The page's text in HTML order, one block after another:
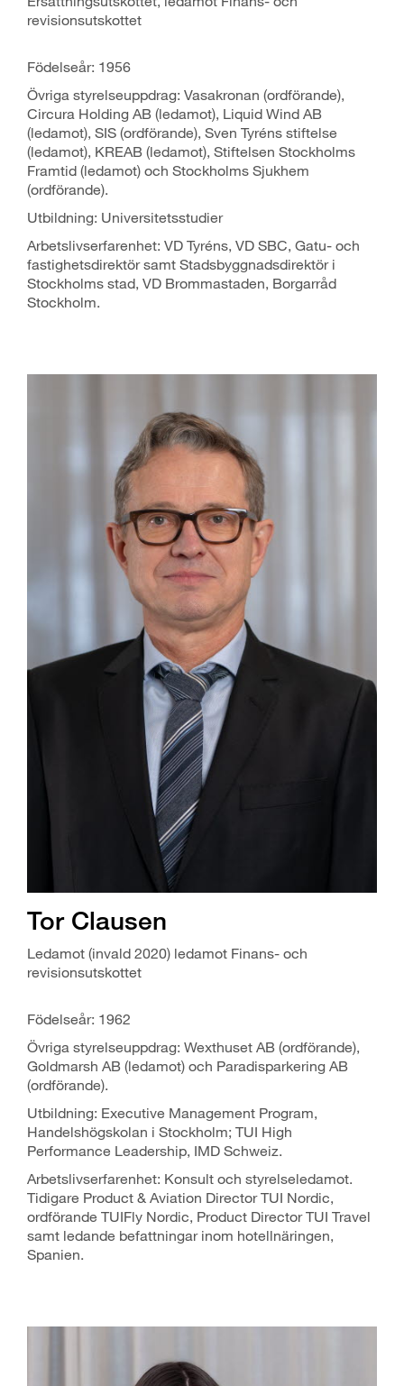
revisionsutskottet
Födelseår: 1956
Övriga styrelseuppdrag: Vasakronan (ordförande),
Circura Holding AB (ledamot), Liquid Wind AB
(ledamot), SIS (ordförande), Sven Tyréns stiftelse
(ledamot), KREAB (ledamot), Stiftelsen Stockholms
Framtid (ledamot) och Stockholms Sjukhem
(ordförande).
Utbildning: Universitetsstudier
Arbetslivserfarenhet: VD Tyréns, VD SBC, Gatu- och
fastighetsdirektör samt Stadsbyggnadsdirektör i
Stockholms stad, VD Brommastaden, Borgarråd
Stockholm.
Tor Clausen
Ledamot (invald 2020) ledamot Finans- och
revisionsutskottet
Födelseår: 1962
Övriga styrelseuppdrag: Wexthuset AB (ordförande),
Goldmarsh AB (ledamot) och Paradisparkering AB
(ordförande).
Utbildning: Executive Management Program,
Handelshögskolan i Stockholm; TUI High
Performance Leadership, IMD Schweiz.
Arbetslivserfarenhet: Konsult och styrelseledamot.
Tidigare Product & Aviation Director TUI Nordic,
ordförande TUIFly Nordic, Product Director TUI Travel
samt ledande befattningar inom hotellnäringen,
Spanien.